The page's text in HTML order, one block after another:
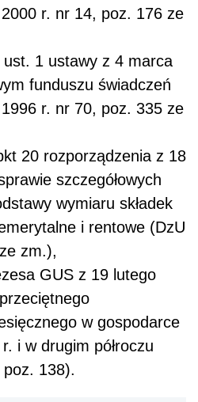
r. nr 14, poz. 176 ze
1 ustawy z 4 marca
funduszu świadczeń
r. nr 70, poz. 335 ze
20 rozporządzenia z 18
szczegółowych
wymiaru składek
i rentowe (DzU
zm.),
GUS z 19 lutego
w gospodarce
i w drugim półroczu
138).